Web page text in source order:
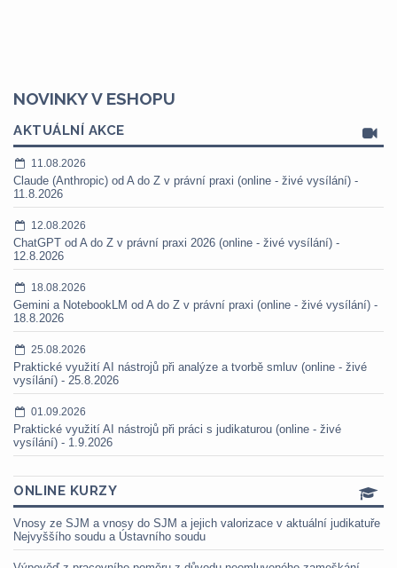
NOVINKY V ESHOPU
AKTUÁLNÍ AKCE
11.08.2026
Claude (Anthropic) od A do Z v právní praxi (online - živé vysílání) -
11.8.2026
12.08.2026
ChatGPT od A do Z v právní praxi 2026 (online - živé vysílání) -
12.8.2026
18.08.2026
Gemini a NotebookLM od A do Z v právní praxi (online - živé vysílání) -
18.8.2026
25.08.2026
Praktické využití AI nástrojů při analýze a tvorbě smluv (online - živé
vysílání) - 25.8.2026
01.09.2026
Praktické využití AI nástrojů při práci s judikaturou (online - živé
vysílání) - 1.9.2026
ONLINE KURZY
Vnosy ze SJM a vnosy do SJM a jejich valorizace v aktuální judikatuře
Nejvyššího soudu a Ústavního soudu